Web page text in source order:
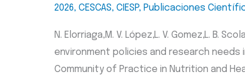
2026, CESCAS, CIESP, Publicaciones
N. Elorriaga,M. V. López,L. V. Gomez,L. B.
environment policies and research needs
Community of Practice in Nutrition and